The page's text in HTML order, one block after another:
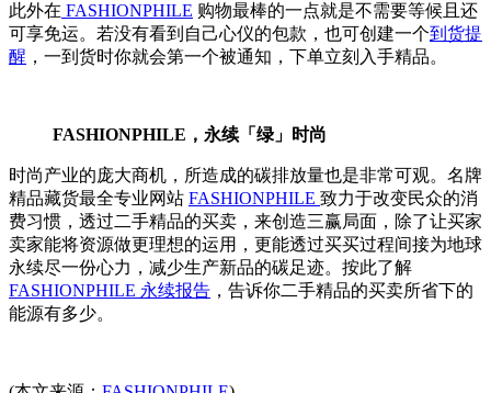
此外在 FASHIONPHILE 购物最棒的一点就是不需要等候且还
可享免运。若没有看到自己心仪的包款，也可创建一个到货提
醒 ，一到货时你就会第一个被通知，下单立刻入手精品。
FASHIONPHILE，永续「绿」时尚
时尚产业的庞大商机，所造成的碳排放量也是非常可观。名牌
精品藏货最全专业网站 FASHIONPHILE 致力于改变民众的消
费习惯，透过二手精品的买卖，来创造三赢局面，除了让买家
卖家能将资源做更理想的运用，更能透过买买过程间接为地球
永续尽一份心力，减少生产新品的碳足迹。按此了解
FASHIONPHILE 永续报告 ，告诉你二手精品的买卖所省下的
能源有多少。